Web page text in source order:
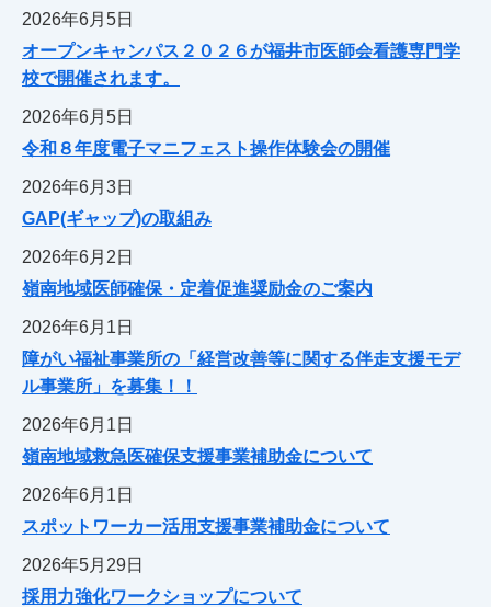
2026年6月5日
オープンキャンパス２０２６が福井市医師会看護専門学
校で開催されます。
2026年6月5日
令和８年度電子マニフェスト操作体験会の開催
2026年6月3日
GAP(ギャップ)の取組み
2026年6月2日
嶺南地域医師確保・定着促進奨励金のご案内
2026年6月1日
障がい福祉事業所の「経営改善等に関する伴走支援モデ
ル事業所」を募集！！
2026年6月1日
嶺南地域救急医確保支援事業補助金について
2026年6月1日
スポットワーカー活用支援事業補助金について
2026年5月29日
採用力強化ワークショップについて